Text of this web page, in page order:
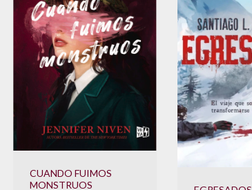
CUANDO FUIMOS
MONSTRUOS